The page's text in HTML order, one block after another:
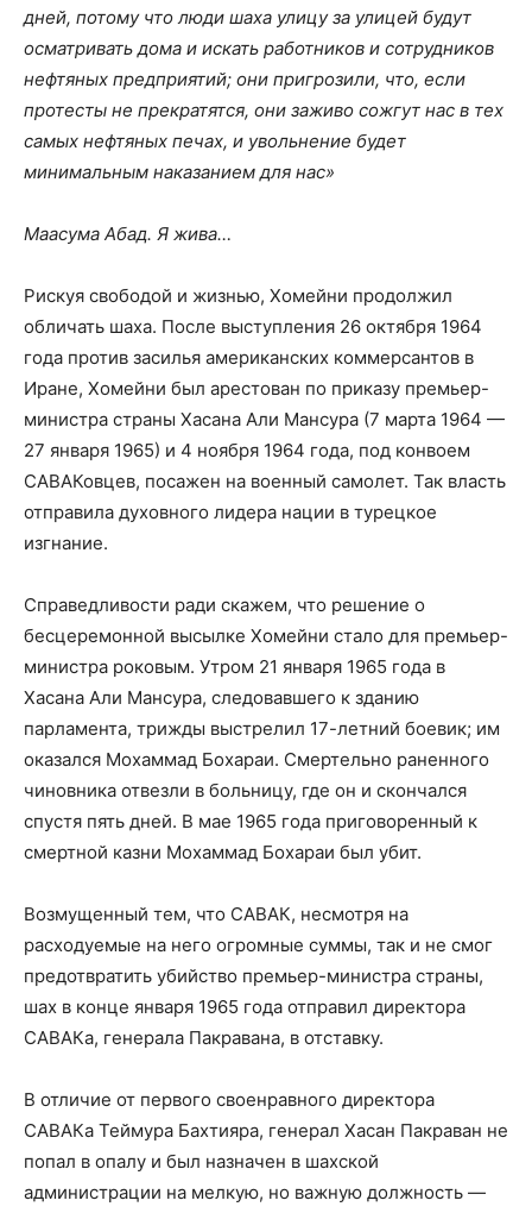
дней, потому что люди шаха улицу за улицей будут
осматривать дома и искать работников и сотрудников
нефтяных предприятий; они пригрозили, что, если
протесты не прекратятся, они заживо сожгут нас в тех
самых нефтяных печах, и увольнение будет
минимальным наказанием для нас»
Маасума Абад. Я жива…
Рискуя свободой и жизнью, Хомейни продолжил
обличать шаха. После выступления 26 октября 1964
года против засилья американских коммерсантов в
Иране, Хомейни был арестован по приказу премьер-
министра страны Хасана Али Мансура (7 марта 1964 —
27 января 1965) и 4 ноября 1964 года, под конвоем
САВАКовцев, посажен на военный самолет. Так власть
отправила духовного лидера нации в турецкое
изгнание.
Справедливости ради скажем, что решение о
бесцеремонной высылке Хомейни стало для премьер-
министра роковым. Утром 21 января 1965 года в
Хасана Али Мансура, следовавшего к зданию
парламента, трижды выстрелил 17-летний боевик; им
оказался Мохаммад Бохараи. Смертельно раненного
чиновника отвезли в больницу, где он и скончался
спустя пять дней. В мае 1965 года приговоренный к
смертной казни Мохаммад Бохараи был убит.
Возмущенный тем, что САВАК, несмотря на
расходуемые на него огромные суммы, так и не смог
предотвратить убийство премьер-министра страны,
шах в конце января 1965 года отправил директора
САВАКа, генерала Пакравана, в отставку.
В отличие от первого своенравного директора
САВАКа Теймура Бахтияра, генерал Хасан Пакраван не
попал в опалу и был назначен в шахской
администрации на мелкую, но важную должность —